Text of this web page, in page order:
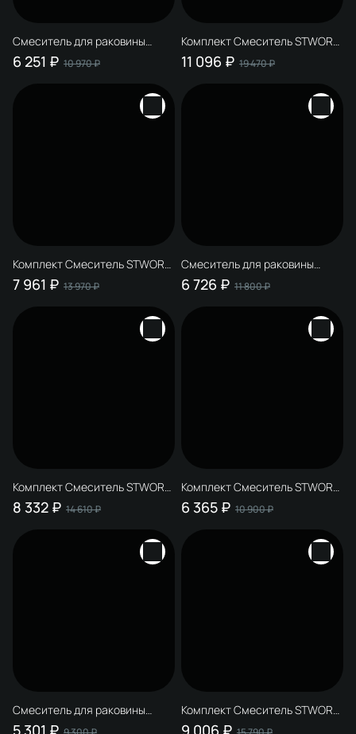
Смеситель для раковины
STWORKI Вестфолл S08010BK +
Донный клапан SW-001BK,
6 251 ₽ 10 970 ₽
Комплект Смеситель STWORKI
Готланд S13010GB, вороненая
сталь + Дозатор Киркенес
вороненая сталь + Донный
клапан SW-001GB вороненая
11 096 ₽ 19 470 ₽
Комплект Смеситель STWORKI
Готланд S13010GB, вороненая
сталь + Дозатор Дублин
7 961 ₽ 13 970 ₽
Смеситель для раковины
STWORKI Готланд S13010GB +
Донный клапан SW-001GB,
6 726 ₽ 11 800 ₽
Комплект Смеситель STWORKI
Готланд S13010CR, хром +
Донный клапан SW-001CR
глянцевый хром + Мыльница
8 332 ₽ 14 610 ₽
Комплект Смеситель STWORKI
Готланд S13010CR, хром +
Донный клапан SW-001CR +
6 365 ₽ 10 900 ₽
Смеситель для раковины
STWORKI Готланд S13010CR +
5 301 ₽
Комплект Смеситель STWORKI
Рандерс S19010CR, хром +
9 006 ₽